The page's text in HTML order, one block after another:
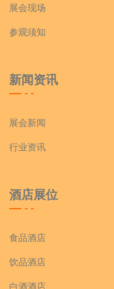
展会现场
参观须知
新闻资讯
展会新闻
行业资讯
酒店展位
食品酒店
饮品酒店
白酒酒店